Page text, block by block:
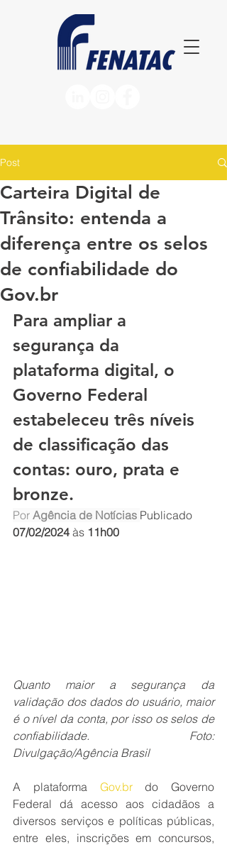
Post
Carteira Digital de
Trânsito: entenda a
diferença entre os selos
de confiabilidade do
Gov.br
Para ampliar a
segurança da
plataforma digital, o
Governo Federal
estabeleceu três níveis
de classificação das
contas: ouro, prata e
bronze.
Por Agência de Notícias Publicado
07/02/2024 às 11h00
Quanto maior a segurança da
validação dos dados do usuário, maior
é o nível da conta, por isso os selos de
confiabilidade. Foto:
Divulgação/Agência Brasil
A plataforma Gov.br do Governo
Federal dá acesso aos cidadãos a
diversos serviços e políticas públicas,
entre eles, inscrições em concursos,